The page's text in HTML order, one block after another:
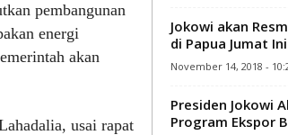
pembangunan
energi
akan
usai rapat
Jokowi akan
di Papua Jumat Ini
November 14, 2018 -
Presiden Jokowi
Program Ekspor